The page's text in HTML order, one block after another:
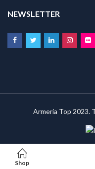
NEWSLETTER
Armeria Top 2023.
Shop